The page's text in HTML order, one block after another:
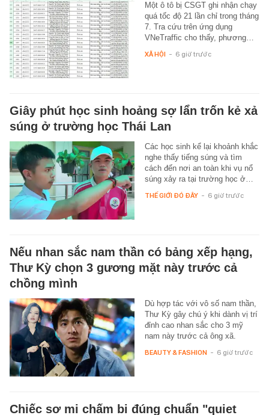
Một ô tô bị CSGT ghi nhận chạy
quá tốc độ 21 lần chỉ trong tháng
7. Tra cứu trên ứng dụng
VNeTraffic cho thấy, phương…
XÃ HỘI - 6 giờ trước
Giây phút học sinh hoảng sợ lẩn trốn kẻ xả
súng ở trường học Thái Lan
Các học sinh kể lại khoảnh khắc
nghe thấy tiếng súng và tìm
cách đến nơi an toàn khi vụ nổ
súng xảy ra tại trường học ở…
THẾ GIỚI ĐÓ ĐÂY - 6 giờ trước
Nếu nhan sắc nam thần có bảng xếp hạng,
Thư Kỳ chọn 3 gương mặt này trước cả
chồng mình
Dù hợp tác với vô số nam thần,
Thư Kỳ gây chú ý khi dành vị trí
đỉnh cao nhan sắc cho 3 mỹ
nam này trước cả ông xã.
BEAUTY & FASHION - 6 giờ trước
Chiếc sơ mi chấm bi đúng chuẩn "quiet